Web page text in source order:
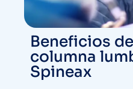
Beneficios
columna
Spineax